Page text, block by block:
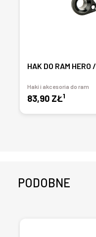
HAK DO RAM HERO
Haki i akcesoria do ram
83,90 ZŁ1
PODOBNE